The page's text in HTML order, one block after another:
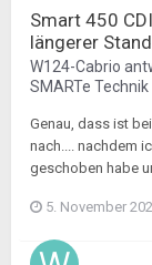
Smart 450
längerer
W124-Cabrio
SMARTe Technik
Genau, dass ist
nach.... nachdem
geschoben habe
5. November